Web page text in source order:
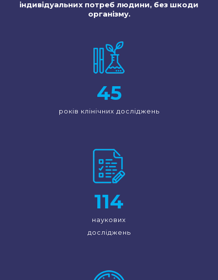
індивідуальних потреб людини, без шкоди
організму.
45
років клінічних досліджень
114
наукових
досліджень